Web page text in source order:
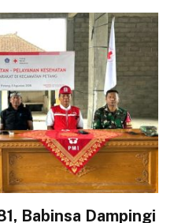
Babinsa Dampingi